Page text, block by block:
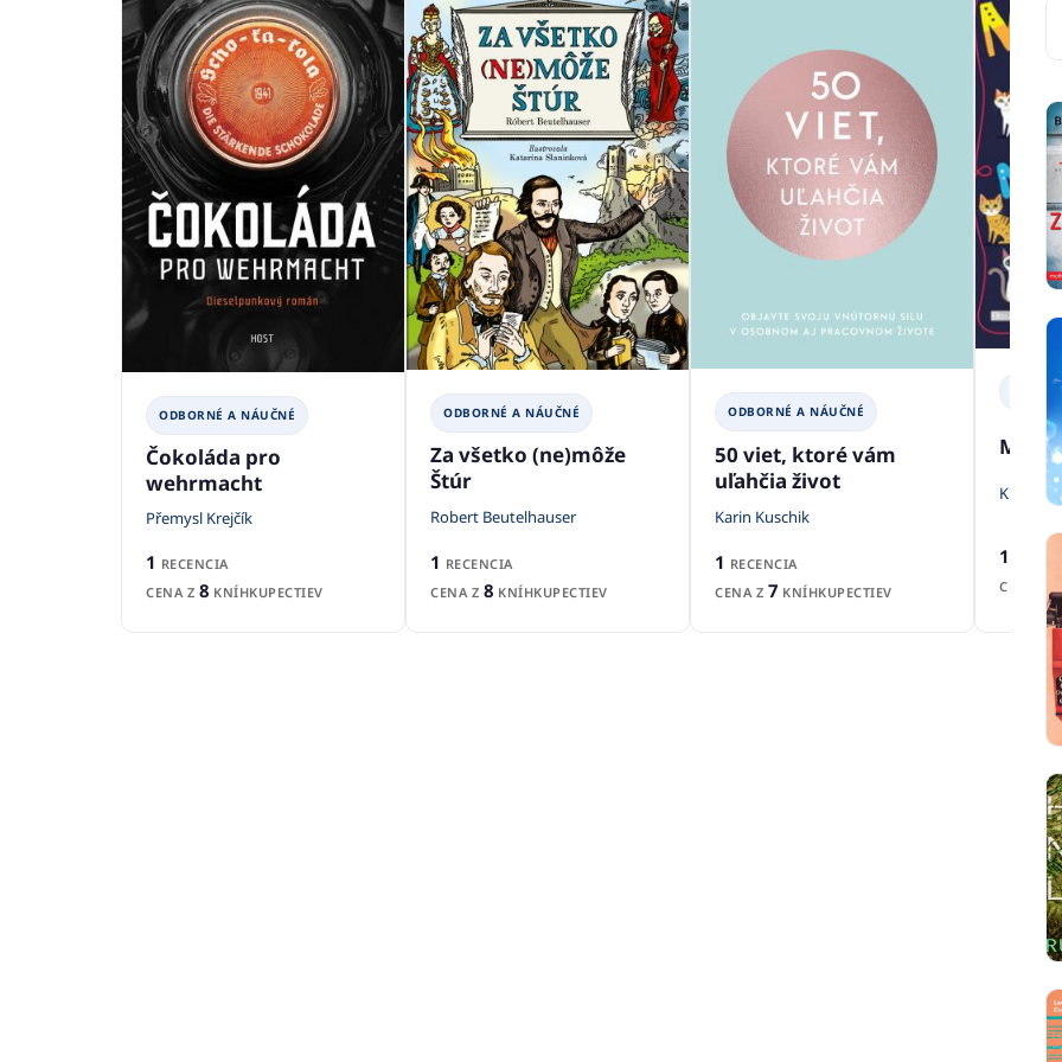
ODBORNÉ A NÁUČNÉ
Čokoláda pro
wehrmacht
Přemysl Krejčík
1 RECENCIA
CENA Z 8 KNÍHKUPECTIEV
ODBORNÉ A NÁUČNÉ
Za všetko (ne)môže
Štúr
Robert Beutelhauser
1 RECENCIA
CENA Z 8 KNÍHKUPECTIEV
ODBORNÉ A NÁUČNÉ
50 viet, ktoré vám
uľahčia život
Karin Kuschik
1 RECENCIA
CENA Z 7 KNÍHKUPECTIEV
1
CENA Z